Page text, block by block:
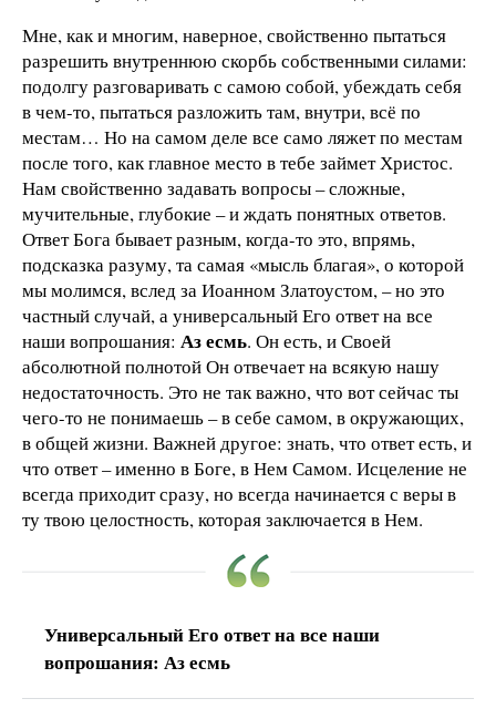
Мне, как и многим, наверное, свойственно пытаться
разрешить внутреннюю скорбь собственными силами:
подолгу разговаривать с самою собой, убеждать себя
в чем-то, пытаться разложить там, внутри, всё по
местам… Но на самом деле все само ляжет по местам
после того, как главное место в тебе займет Христос.
Нам свойственно задавать вопросы – сложные,
мучительные, глубокие – и ждать понятных ответов.
Ответ Бога бывает разным, когда-то это, впрямь,
подсказка разуму, та самая «мысль благая», о которой
мы молимся, вслед за Иоанном Златоустом, – но это
частный случай, а универсальный Его ответ на все
наши вопрошания: Аз есмь. Он есть, и Своей
абсолютной полнотой Он отвечает на всякую нашу
недостаточность. Это не так важно, что вот сейчас ты
чего-то не понимаешь – в себе самом, в окружающих,
в общей жизни. Важней другое: знать, что ответ есть, и
что ответ – именно в Боге, в Нем Самом. Исцеление не
всегда приходит сразу, но всегда начинается с веры в
ту твою целостность, которая заключается в Нем.
Универсальный Его ответ на все наши
вопрошания: Аз есмь